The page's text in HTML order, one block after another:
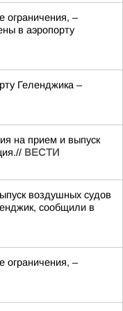
ограничения, –
в аэропорту
Геленджика –
на прием и выпуск
ВЕСТИ
воздушных судов
сообщили в
ограничения, –